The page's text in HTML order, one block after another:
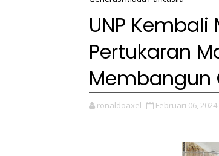
UNP
Pertukaran
Membangun
ronaldoaxel Februari 06, 2024